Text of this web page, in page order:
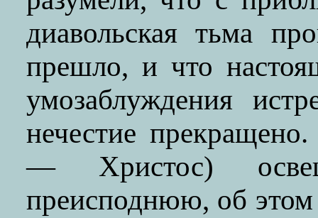
диавольская тьма
прешло, и что
умозаблуждения
нечестие
— Христос)
преисподнюю, об этом